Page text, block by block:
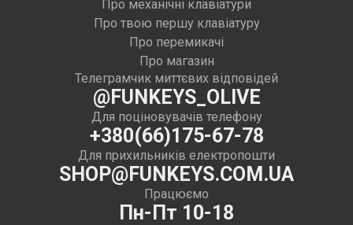
Про механічні клавіатури
Про твою першу клавіатуру
Про перемикачі
Про магазин
Телеграмчик миттєвих відповідей
@FUNKEYS_OLIVE
Для поціновувачів телефону
+380(66)175-67-78
Для прихильників електропошти
SHOP@FUNKEYS.COM.UA
Працюємо
Пн-Пт 10-18